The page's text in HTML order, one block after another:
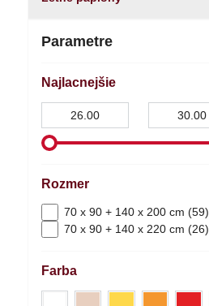
Parametre
Najlacnejšie
Rozmer
70 x 90 + 140 x 200 cm (59)
70 x 90 + 140 x 220 cm (26)
Farba